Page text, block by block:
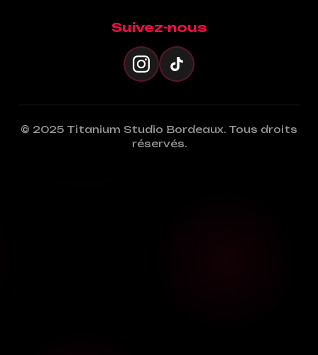
Suivez-nous
© 2025 Titanium Studio Bordeaux. Tous droits
réservés.